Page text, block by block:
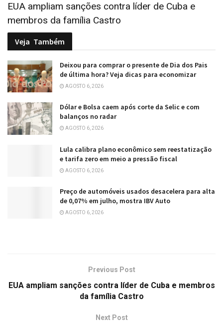
EUA ampliam sanções contra líder de Cuba e
membros da família Castro
Veja Também
Deixou para comprar o presente de Dia dos Pais
de última hora? Veja dicas para economizar
AGOSTO 6, 2026
Dólar e Bolsa caem após corte da Selic e com
balanços no radar
AGOSTO 6, 2026
Lula calibra plano econômico sem reestatização
e tarifa zero em meio a pressão fiscal
AGOSTO 6, 2026
Preço de automóveis usados desacelera para alta
de 0,07% em julho, mostra IBV Auto
AGOSTO 6, 2026
Previous Post
EUA ampliam sanções contra líder de Cuba e membros
da família Castro
Next Post